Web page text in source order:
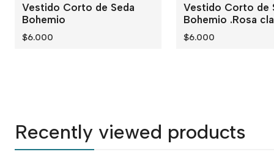
Vestido Corto de Seda
Bohemio
$6.000
Vestido Corto de
Bohemio .Rosa
$6.000
Recently viewed products